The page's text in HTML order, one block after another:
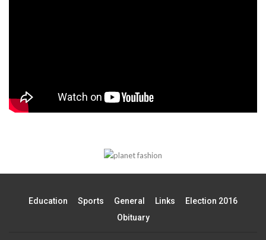
Education Sports General Links
Election 2016
Obituary